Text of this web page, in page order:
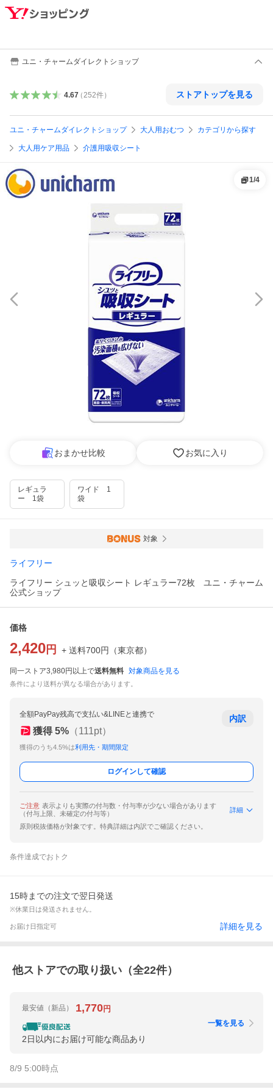
ユニ・チャームダイレクトショップ
4.67（ 252件） ストアトップを見る
ユニ・チャームダイレクトショップ 大人用おむつ カテゴリから探す
大人用ケア用品 介護用吸収シート
1/4
おまかせ比較 お気に入り
レギュラ
ー 1袋
ワイド 1
袋
対象
ライフリー
ライフリー シュッと吸収シート レギュラー72枚 ユニ・チャーム
公式ショップ
価格
2,420 円 + 送料700円 （東京都）
同一ストア3,980円以上で送料無料 対象商品を見る
条件により送料が異なる場合があります。
全額PayPay残高で支払い&LINEと連携で
獲得 5% （111pt）
獲得のうち4.5%は利用先・期間限定
内訳
ログインして確認
ご注意 表示よりも実際の付与数・付与率が少ない場合があります
（付与上限、未確定の付与等）
詳細
原則税抜価格が対象です。特典詳細は内訳でご確認ください。
条件達成でおトク
15時までの注文で翌日発送
※休業日は発送されません。
お届け日指定可 詳細を見る
他ストアでの取り扱い（全22件）
最安値 （新品） 1,770円
2日以内にお届け可能な商品あり
一覧を見る
8/9 5:00時点